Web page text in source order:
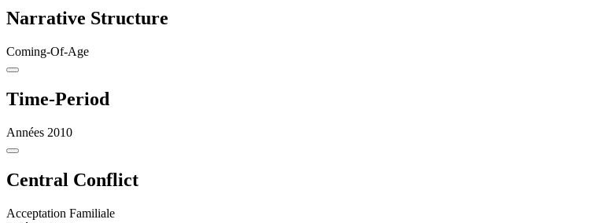
Narrative Structure
Coming-Of-Age
Time-Period
Années 2010
Central Conflict
Acceptation Familiale